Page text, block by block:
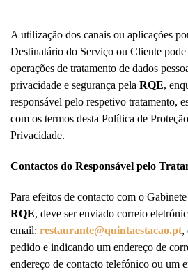
A utilização dos canais ou aplicações
Destinatário do Serviço ou Cliente
operações de tratamento de dados
privacidade e segurança pela RQE,
responsável pelo respetivo tratamento,
com os termos desta Política de
Privacidade.
Contactos do Responsável pelo
Para efeitos de contacto com o
RQE, deve ser enviado correio
email: restaurante@quintaestacao.pt,
pedido e indicando um endereço de
endereço de contacto telefónico ou um